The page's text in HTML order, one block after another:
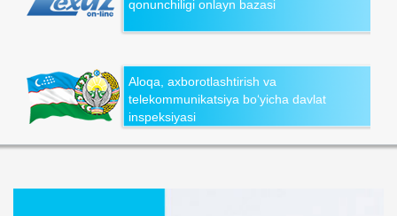
qonunchiligi onlayn bazasi
Aloqa, axborotlashtirish va
telekommunikatsiya bo‘yicha davlat
inspeksiyasi